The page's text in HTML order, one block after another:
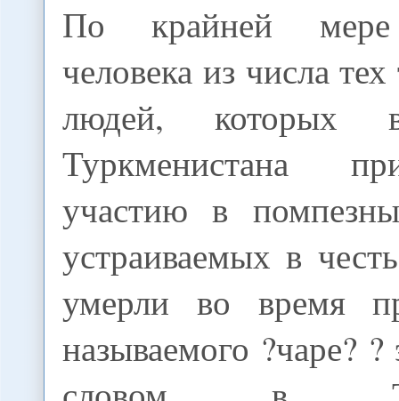
По крайней
человека из числа
людей, которых
Туркменистана
участию в
устраиваемых в
умерли во время
называемого ?чаре?